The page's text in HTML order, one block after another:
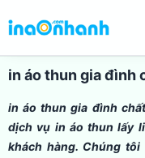
in áo thun gia đình
in áo thun gia đình
dịch vụ in áo thun lấy
khách hàng. Chúng